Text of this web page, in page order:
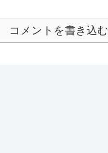
コメントを書き込む